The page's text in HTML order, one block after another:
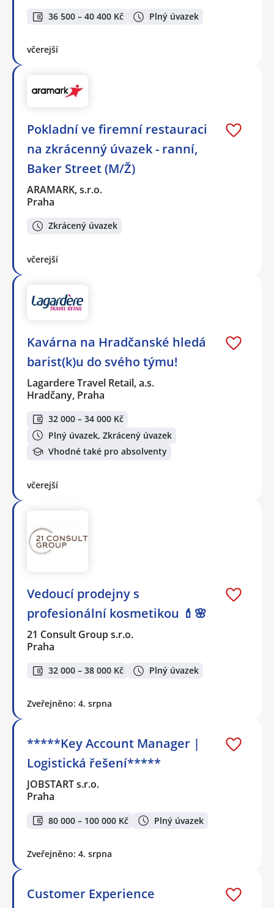
36 500 – 40 400 Kč Plný úvazek
včerejší
Pokladní ve firemní restauraci
na zkrácenný úvazek - ranní,
Baker Street (M/Ž)
ARAMARK, s.r.o.
Praha
Zkrácený úvazek
včerejší
Kavárna na Hradčanské hledá
barist(k)u do svého týmu!
Lagardere Travel Retail, a.s.
Hradčany, Praha
32 000 – 34 000 Kč
Plný úvazek, Zkrácený úvazek
Vhodné také pro absolventy
včerejší
Vedoucí prodejny s
profesionální kosmetikou 💄🌸
21 Consult Group s.r.o.
Praha
32 000 – 38 000 Kč Plný úvazek
Zveřejněno: 4. srpna
*****Key Account Manager |
Logistická řešení*****
JOBSTART s.r.o.
Praha
80 000 – 100 000 Kč Plný úvazek
Zveřejněno: 4. srpna
Customer Experience